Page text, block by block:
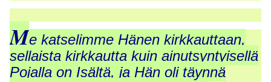
Me katselimme Hänen kirkkauttaan,
sellaista kirkkautta kuin ainutsyntyisellä
Pojalla on Isältä, ja Hän oli täynnä